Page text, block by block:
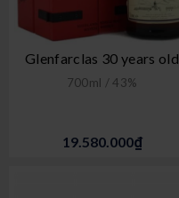
Glenfarclas 30 years old
700ml / 43%
19.580.000₫